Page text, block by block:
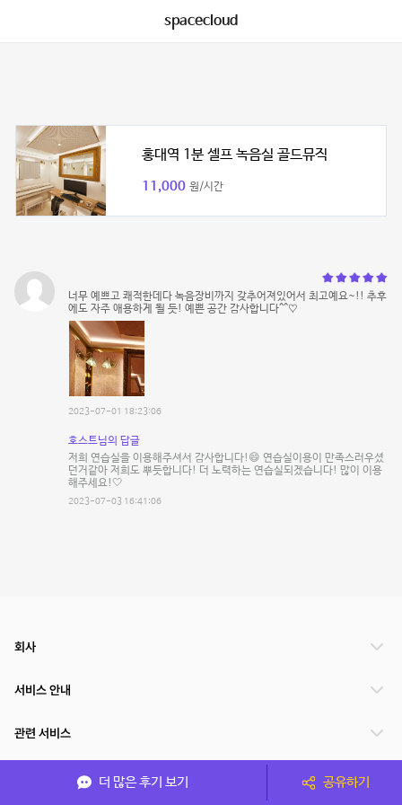
spacecloud
홍대역 1분 셀프 녹음실 골드뮤직
11,000 원/시간
너무 예쁘고 쾌적한데다 녹음장비까지 갖추어져있어서 최고예요~!! 추후
에도 자주 애용하게 될 듯! 예쁜 공간 감사합니다^^♡
2023-07-01 18:23:06
호스트님의 답글
저희 연습실을 이용해주셔서 감사합니다!😄 연습실이용이 만족스러우셨
던거같아 저희도 뿌듯합니다! 더 노력하는 연습실되겠습니다! 많이 이용
해주세요!🤍
2023-07-03 16:41:06
더 많은 후기 보기 공유하기
회사
서비스 안내
관련 서비스